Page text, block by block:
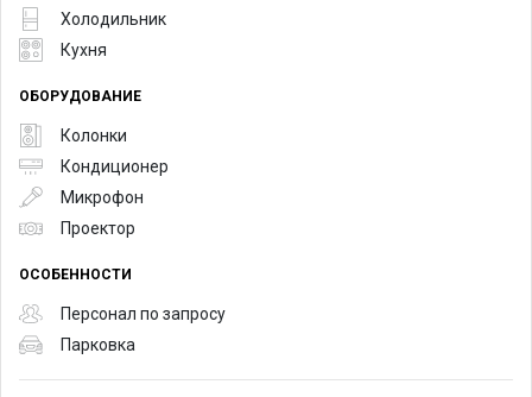
Холодильник
Кухня
ОБОРУДОВАНИЕ
Колонки
Кондиционер
Микрофон
Проектор
ОСОБЕННОСТИ
Персонал по запросу
Парковка